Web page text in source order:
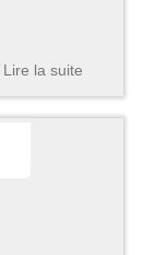
Lire la suite